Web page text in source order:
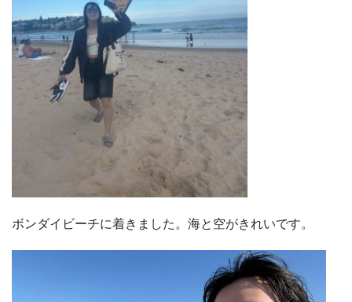
ボンダイビーチに着きました。海と空がきれいです。